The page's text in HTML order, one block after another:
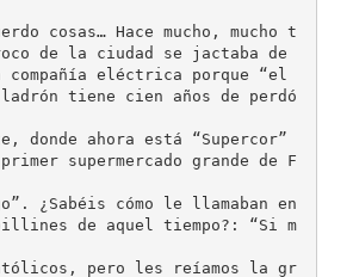
cosas… Hace mucho, mucho t
de la ciudad se jactaba de
eléctrica porque “el
tiene cien años de perdó
donde ahora está “Supercor”
supermercado grande de F
¿Sabéis cómo le llamaban en
de aquel tiempo?: “Si m
pero les reíamos la gr